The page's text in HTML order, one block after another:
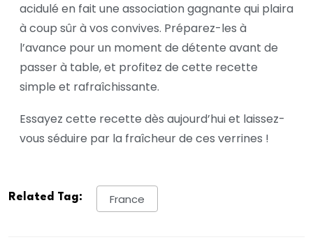
acidulé en fait une association gagnante qui plaira
à coup sûr à vos convives. Préparez-les à
l’avance pour un moment de détente avant de
passer à table, et profitez de cette recette
simple et rafraîchissante.
Essayez cette recette dès aujourd’hui et laissez-
vous séduire par la fraîcheur de ces verrines !
Related Tag: France